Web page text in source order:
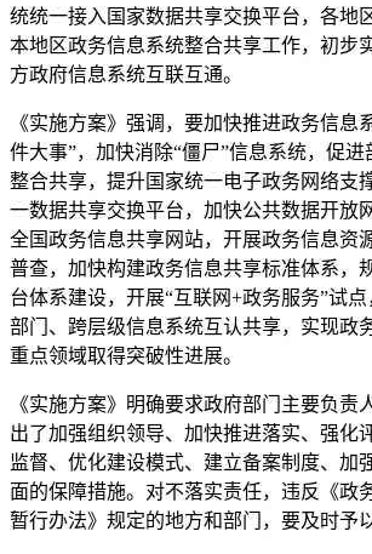
统统一接入国家数据共享交换平台，各地
本地区政务信息系统整合共享工作，初步
方政府信息系统互联互通。
《实施方案》强调，要加快推进政务信息
件大事”，加快消除“僵尸”信息系统，促
整合共享，提升国家统一电子政务网络支
一数据共享交换平台，加快公共数据开放
全国政务信息共享网站，开展政务信息资
普查，加快构建政务信息共享标准体系，
台体系建设，开展“互联网+政务服务”试
部门、跨层级信息系统互认共享，实现政
重点领域取得突破性进展。
《实施方案》明确要求政府部门主要负责
出了加强组织领导、加快推进落实、强化
监督、优化建设模式、建立备案制度、加
面的保障措施。对不落实责任，违反《政
暂行办法》规定的地方和部门，要及时予